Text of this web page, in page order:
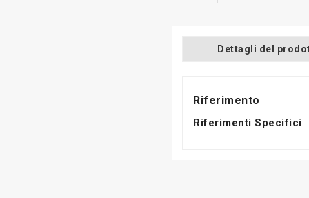
Dettagli del
Riferimento
Riferimenti Specifici